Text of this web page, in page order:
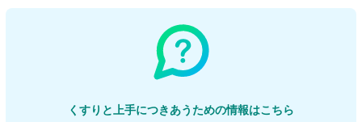
くすりと上手につきあうための情報はこちら